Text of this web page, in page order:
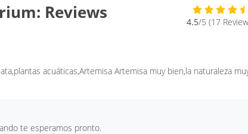
Reviews 4.5/5 (17
acuáticas,Artemisa Artemisa muy bien,la naturaleza
te esperamos pronto.